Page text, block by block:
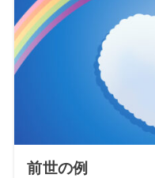
前世の例